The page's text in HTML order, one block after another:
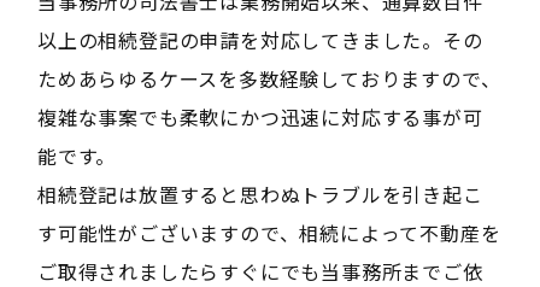
以上の相続登記の申請を対応してきました。その
ためあらゆるケースを多数経験しておりますので、
複雑な事案でも柔軟にかつ迅速に対応する事が可
能です。
相続登記は放置すると思わぬトラブルを引き起こ
す可能性がございますので、相続によって不動産を
ご取得されましたらすぐにでも当事務所までご依